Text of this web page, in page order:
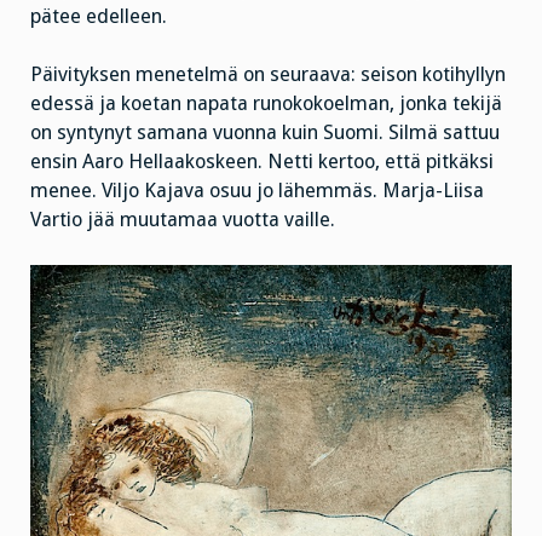
pätee edelleen.
Päivityksen menetelmä on seuraava: seison kotihyllyn
edessä ja koetan napata runokokoelman, jonka tekijä
on syntynyt samana vuonna kuin Suomi. Silmä sattuu
ensin Aaro Hellaakoskeen. Netti kertoo, että pitkäksi
menee. Viljo Kajava osuu jo lähemmäs. Marja-Liisa
Vartio jää muutamaa vuotta vaille.